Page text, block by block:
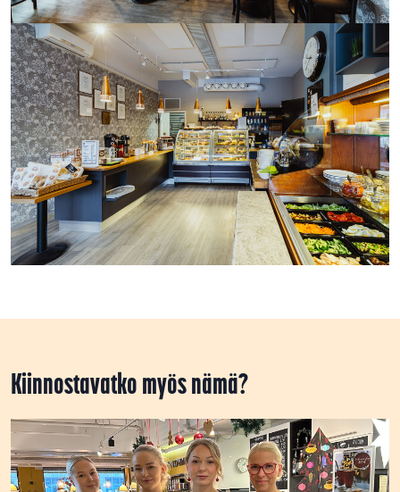
Kiinnostavatko myös nämä?